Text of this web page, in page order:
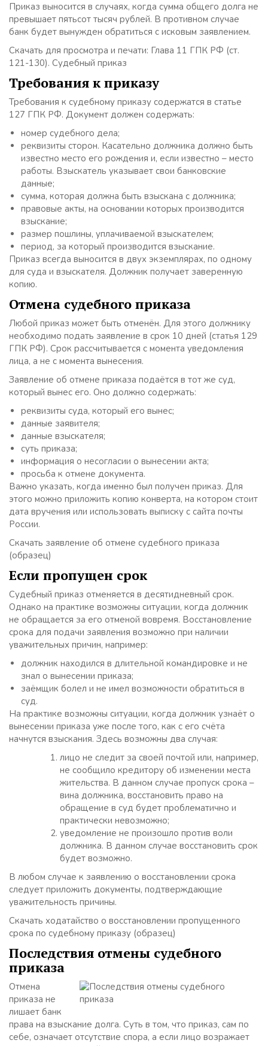
Приказ выносится в случаях, когда сумма общего долга не
превышает пятьсот тысяч рублей. В противном случае
банк будет вынужден обратиться с исковым заявлением.
Скачать для просмотра и печати: Глава 11 ГПК РФ (ст.
121-130). Судебный приказ
Требования к приказу
Требования к судебному приказу содержатся в статье
127 ГПК РФ. Документ должен содержать:
номер судебного дела;
реквизиты сторон. Касательно должника должно быть
известно место его рождения и, если известно – место
работы. Взыскатель указывает свои банковские
данные;
сумма, которая должна быть взыскана с должника;
правовые акты, на основании которых производится
взыскание;
размер пошлины, уплачиваемой взыскателем;
период, за который производится взыскание.
Приказ всегда выносится в двух экземплярах, по одному
для суда и взыскателя. Должник получает заверенную
копию.
Отмена судебного приказа
Любой приказ может быть отменён. Для этого должнику
необходимо подать заявление в срок 10 дней (статья 129
ГПК РФ). Срок рассчитывается с момента уведомления
лица, а не с момента вынесения.
Заявление об отмене приказа подаётся в тот же суд,
который вынес его. Оно должно содержать:
реквизиты суда, который его вынес;
данные заявителя;
данные взыскателя;
суть приказа;
информация о несогласии о вынесении акта;
просьба к отмене документа.
Важно указать, когда именно был получен приказ. Для
этого можно приложить копию конверта, на котором стоит
дата вручения или использовать выписку с сайта почты
России.
Скачать заявление об отмене судебного приказа
(образец)
Если пропущен срок
Судебный приказ отменяется в десятидневный срок.
Однако на практике возможны ситуации, когда должник
не обращается за его отменой вовремя. Восстановление
срока для подачи заявления возможно при наличии
уважительных причин, например:
должник находился в длительной командировке и не
знал о вынесении приказа;
заёмщик болел и не имел возможности обратиться в
суд.
На практике возможны ситуации, когда должник узнаёт о
вынесении приказа уже после того, как с его счёта
начнутся взыскания. Здесь возможны два случая:
лицо не следит за своей почтой или, например,
не сообщило кредитору об изменении места
жительства. В данном случае пропуск срока –
вина должника, восстановить право на
обращение в суд будет проблематично и
практически невозможно;
уведомление не произошло против воли
должника. В данном случае восстановить срок
будет возможно.
В любом случае к заявлению о восстановлении срока
следует приложить документы, подтверждающие
уважительность причины.
Скачать ходатайство о восстановлении пропущенного
срока по судебному приказу (образец)
Последствия отмены судебного
приказа
Отмена
приказа не
лишает банк
права на взыскание долга. Суть в том, что приказ, сам по
себе, означает отсутствие спора, а если лицо возражает